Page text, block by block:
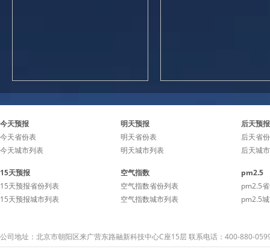
今天预报
今天省份表
今天城市列表
明天预报
明天省份表
明天城市列表
后天预报
后天省
后天城
15天预报
15天预报省份列表
15天预报城市列表
空气指数
空气指数省份列表
空气指数城市列表
pm2.5
pm2.5
pm2.5
公司地址：北京市朝阳区来广营东路融新科技中心C座15层 联系电话：400-880-